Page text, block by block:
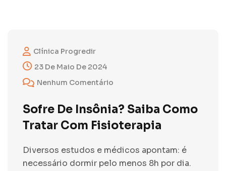
Clínica Progredir
23 De Maio De 2024
Nenhum Comentário
Sofre De Insônia? Saiba Como
Tratar Com Fisioterapia
Diversos estudos e médicos apontam: é
necessário dormir pelo menos 8h por dia.